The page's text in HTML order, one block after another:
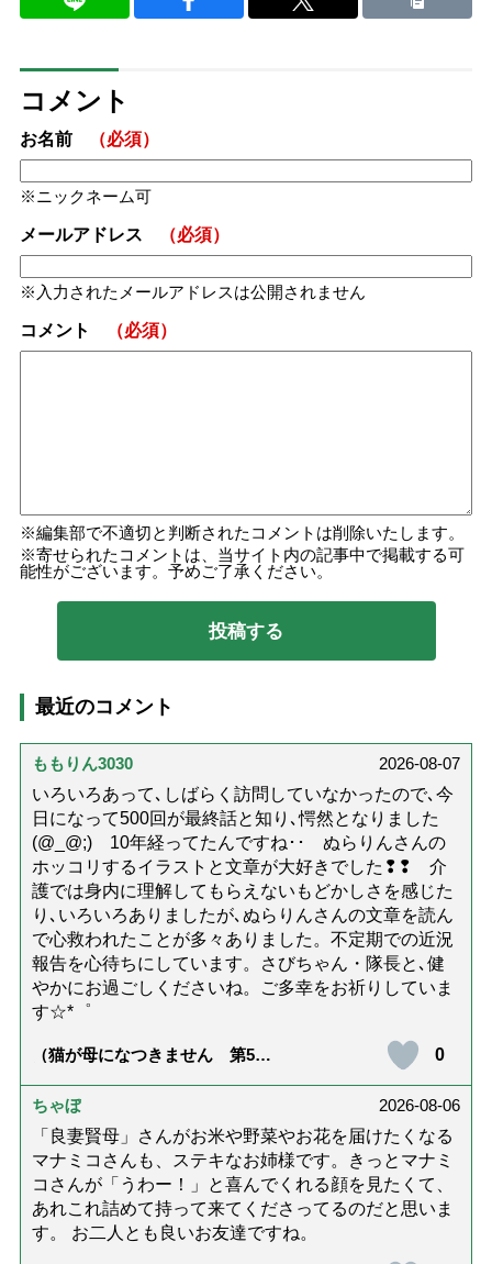
コメント
お名前 （必須）
ニックネーム可
メールアドレス （必須）
入力されたメールアドレスは公開されません
コメント （必須）
編集部で不適切と判断されたコメントは削除いたします。
寄せられたコメントは、当サイト内の記事中で掲載する可
能性がございます。予めご了承ください。
最近のコメント
ももりん3030
2026-08-07
いろいろあって､しばらく訪問していなかったので､今
日になって500回が最終話と知り､愕然となりました
(@_@;) 10年経ってたんですね･･ ぬらりんさんの
ホッコリするイラストと文章が大好きでした❢❢ 介
護では身内に理解してもらえないもどかしさを感じた
り､いろいろありましたが､ぬらりんさんの文章を読ん
で心救われたことが多々ありました。不定期での近況
報告を心待ちにしています。さびちゃん・隊長と､健
やかにお過ごしくださいね。ご多幸をお祈りしていま
す☆*゜
（猫が母になつきません 第500
0
ちゃぼ
2026-08-06
「良妻賢母」さんがお米や野菜やお花を届けたくなる
マナミコさんも、ステキなお姉様です。きっとマナミ
コさんが「うわー！」と喜んでくれる顔を見たくて、
あれこれ詰めて持って来てくださってるのだと思いま
す。 お二人とも良いお友達ですね。